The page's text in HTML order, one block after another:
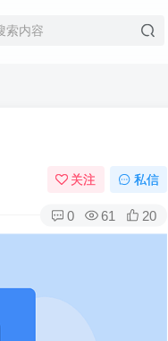
关注 私信
0 61 20